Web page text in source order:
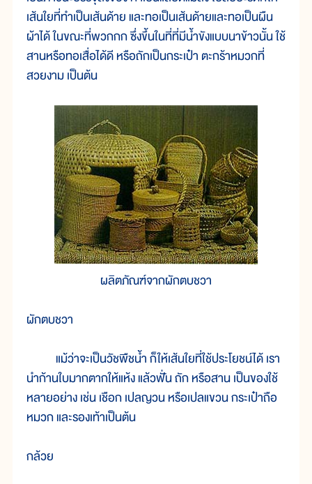
เส้นใยที่ทำเป็นเส้นด้าย และทอเป็นเส้นด้ายและทอเป็นผืน
ผ้าได้ ในขณะที่พวกกก ซึ่งขึ้นในที่ที่มีน้ำขังแบบนาข้าวนั้น ใช้
สานหรือทอเสื่อได้ดี หรือถักเป็นกระเป๋า ตะกร้าหมวกที่
สวยงาม เป็นต้น
ผลิตภัณฑ์จากผักตบชวา
ผักตบชวา
แม้ว่าจะเป็นวัชพืชน้ำ ก็ให้เส้นใยที่ใช้ประโยชน์ได้ เรา
นำก้านใบมากตากให้แห้ง แล้วฟั่น ถัก หรือสาน เป็นของใช้
หลายอย่าง เช่น เชือก เปลญวน หรือเปลแขวน กระเป๋าถือ
หมวก และรองเท้าเป็นต้น
กล้วย